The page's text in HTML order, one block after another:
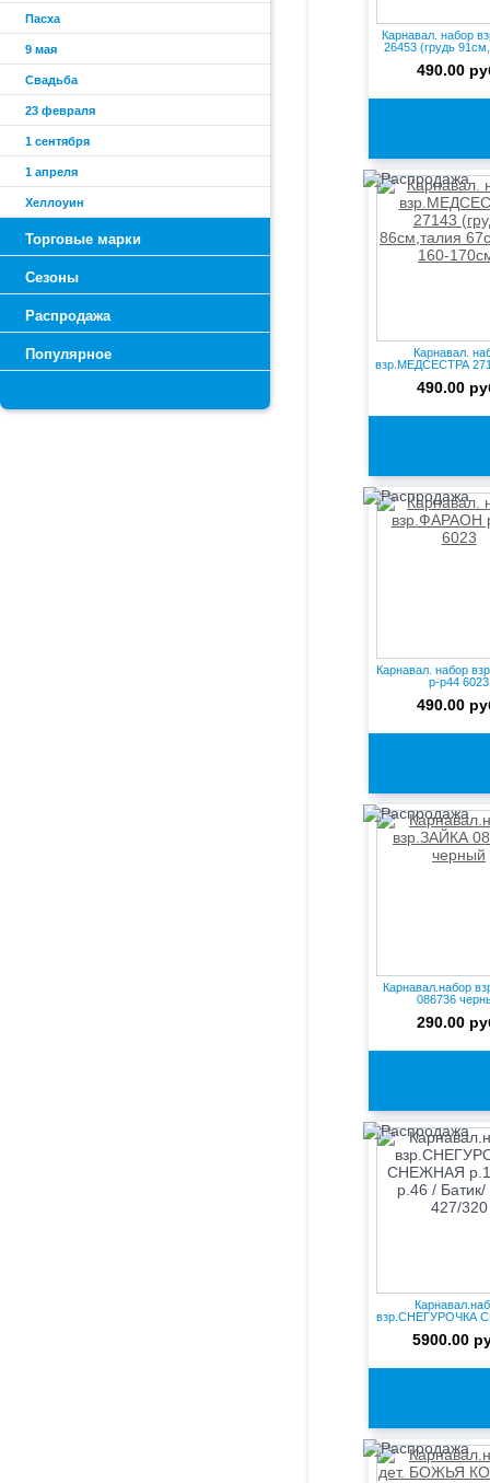
Пасха
9 мая
Свадьба
23 февраля
1 сентября
1 апреля
Хеллоуин
Торговые марки
Сезоны
Распродажа
Популярное
Карнавал. набор
26453 (грудь
490.00
Карнавал.
взр.МЕДСЕСТРА
490.00
Карнавал. набор
р-р44 6023
490.00
Карнавал.набор
086736
290.00
взр.СНЕГУРОЧКА
5900.00